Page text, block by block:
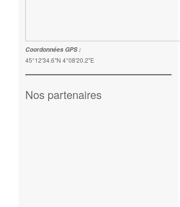
Coordonnées GPS :
45°12'34.6"N 4°08'20.2"E
Nos partenaires